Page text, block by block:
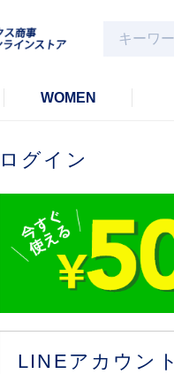
WOMEN
ログイン
LINEアカウン